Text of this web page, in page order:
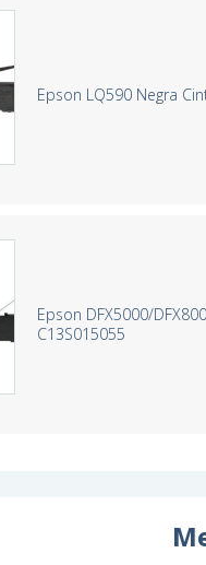
Epson LQ590 Negra
Epson DFX5000/
C13S015055